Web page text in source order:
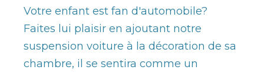
Votre enfant est fan d'automobile?
Faites lui plaisir en ajoutant notre
suspension voiture à la décoration de sa
chambre, il se sentira comme un